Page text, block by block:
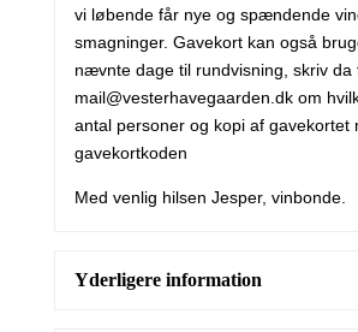
vi løbende får nye og spændende
smagninger. Gavekort kan også
nævnte dage til rundvisning, skriv da
mail@vesterhavegaarden.dkom
antal personer og kopi af gavekortet
gavekortkoden
Med venlig hilsen Jesper, vinbonde.
Yderligere information